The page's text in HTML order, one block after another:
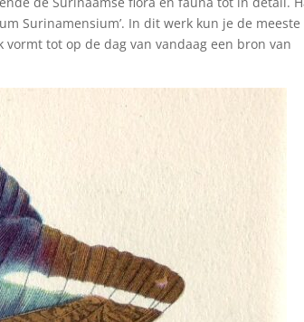
Surinamensium’. In dit werk kun je de meeste
tot op de dag van vandaag een bron van